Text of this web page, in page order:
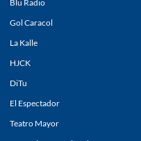
Blu Radio
Gol Caracol
La Kalle
HJCK
DiTu
El Espectador
Teatro Mayor